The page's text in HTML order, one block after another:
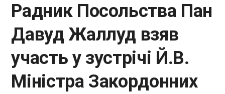
Радник Посольства Пан
Давуд Жаллуд взяв
участь у зустрічі Й.В.
Міністра Закордонних